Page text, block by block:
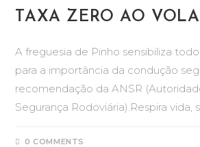
TAXA ZERO AO
A freguesia de Pinho sensibiliza
para a importância da condução
recomendação da ANSR
Segurança Rodoviária).Respira vida,
0 COMMENTS